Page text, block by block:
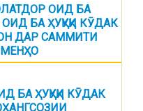
ОИД БА
БА ҲУҚУҚИ КӮДАК
ДАР САММИТИ
БА ҲУҚУҚИ КӮДАК